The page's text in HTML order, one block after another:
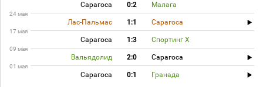
Сарагоса 0:2 Малага
24 мая
Лас-Пальмас 1:1 Сарагоса
17 мая
Сарагоса 1:3 Спортинг Х
09 мая
Вальядолид 2:0 Сарагоса
01 мая
Сарагоса 0:1 Гранада